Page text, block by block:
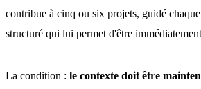
contribue à cinq ou six projets, guidé
structuré qui lui permet d'être
La condition : le contexte doit être